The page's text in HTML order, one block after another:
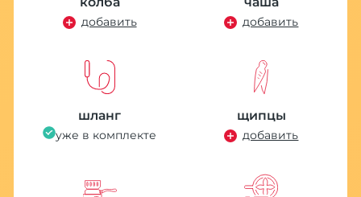
добавить добавить
шланг
уже в комплекте
щипцы
добавить